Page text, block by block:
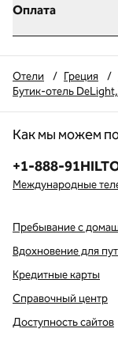
Оплата
Отели / Греция /
Бутик-отель
Как мы можем
Телефон:
+1-888-
Международные
Пребывание с
Вдохновение для
Кредитные карты
Справочный центр
Доступность сайтов